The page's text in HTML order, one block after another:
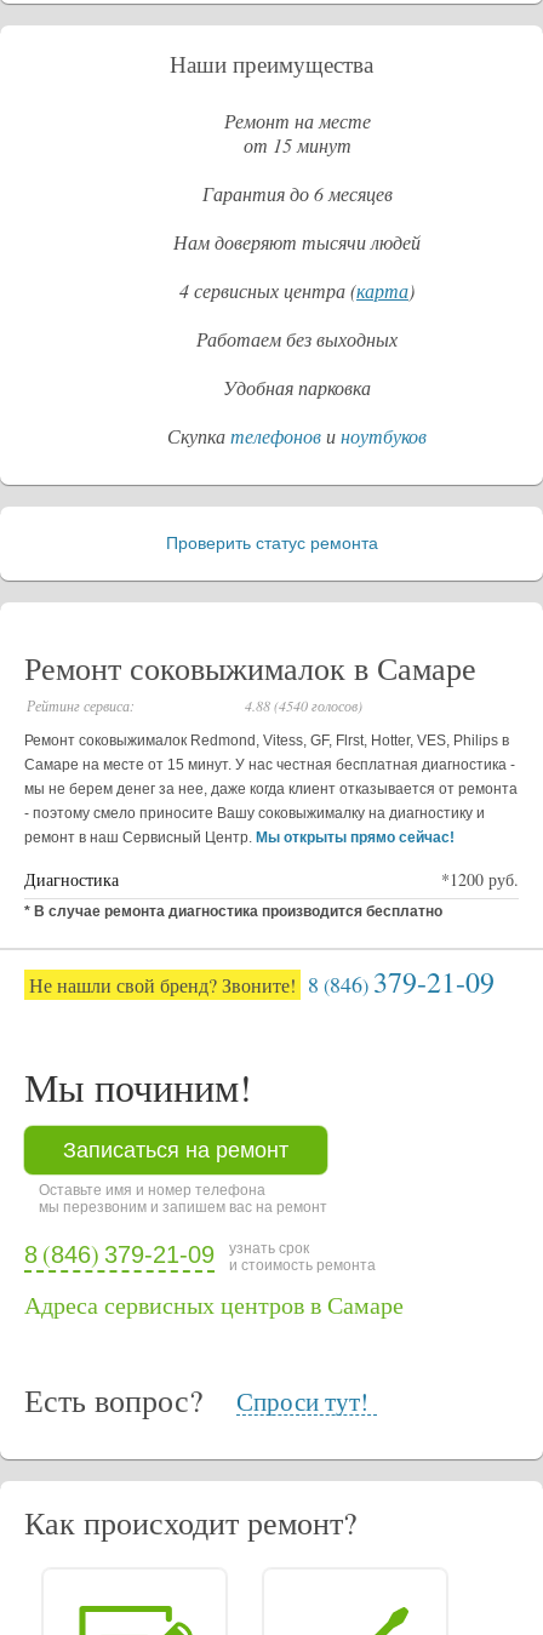
Наши преимущества
Ремонт на месте
от 15 минут
Гарантия до 6 месяцев
Нам доверяют тысячи людей
4 сервисных центра (карта)
Работаем без выходных
Удобная парковка
Скупкателефоновиноутбуков
Проверить статус ремонта
Ремонт соковыжималок в Самаре
Рейтинг сервиса: 4.88 (4540 голосов)
Ремонт соковыжималок Redmond, Vitess, GF, Flrst, Hotter, VES, Philips в
Самаре на месте от 15 минут. У нас честная бесплатная диагностика -
мы не берем денег за нее, даже когда клиент отказывается от ремонта
- поэтому смело приносите Вашу соковыжималку на диагностику и
ремонт в наш Сервисный Центр. Мы открыты прямо сейчас!
Диагностика *1200 руб.
* В случае ремонта диагностика производится бесплатно
Не нашли свой бренд? Звоните! 8 (846) 379-21-09
Мы починим!
Записаться на ремонт
Оставьте имя и номер телефона
мы перезвоним и запишем вас на ремонт
8 (846) 379-21-09
узнать срок
и стоимость ремонта
Адреса сервисных центров в Самаре
Есть вопрос? Спроси тут!
Как происходит ремонт?